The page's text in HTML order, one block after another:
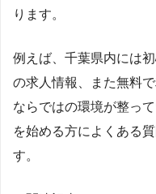
ります。
例えば、千葉県内には
の求人情報、また無料
ならではの環境が整っ
を始める方によくある
す。